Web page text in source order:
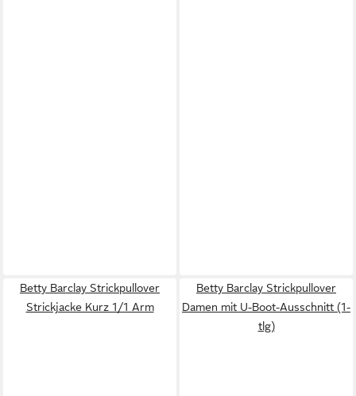
Betty Barclay Strickpullover
Strickjacke Kurz 1/1 Arm
Betty Barclay Strickpullover
Damen mit U-Boot-Ausschnitt (1-
tlg)